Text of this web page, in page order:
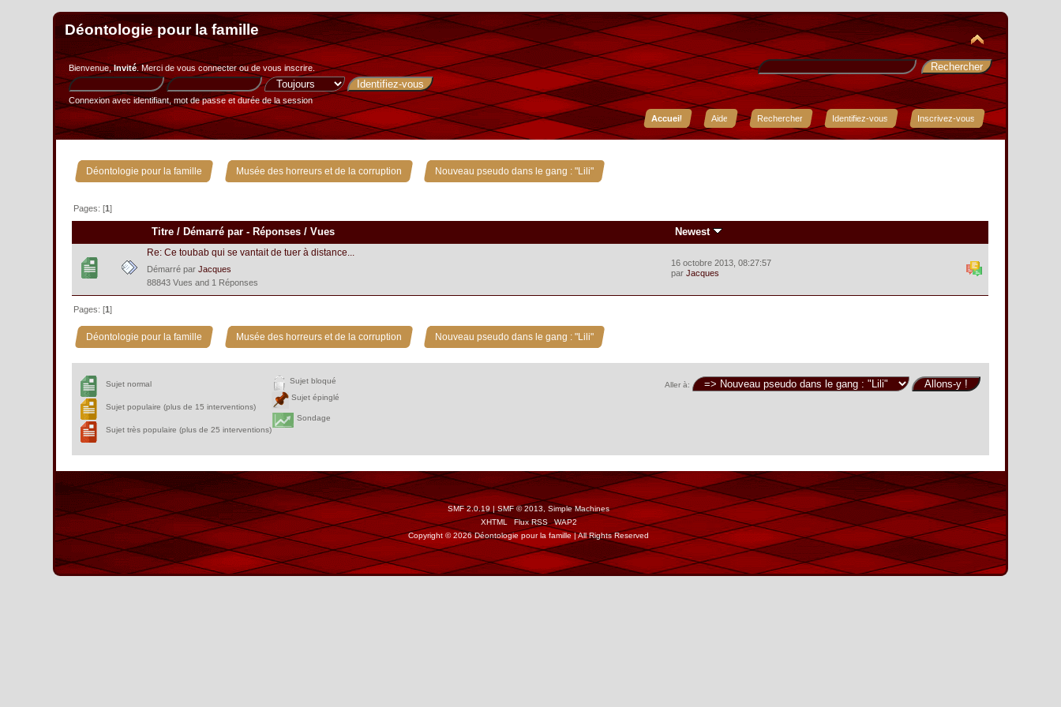
Déontologie pour la famille
Bienvenue,Invité. Merci devous connecterou devous inscrire.
Connexion avec identifiant, mot de passe et durée de la session
Accueil
Aide Rechercher Identifiez-vous Inscrivez-vous
Déontologie pour la famille » Musée des horreurs et de la corruption » Nouveau pseudo dans le gang : "Lili"
Pages: [1]
Titre / Démarré par - Réponses /Vues Newest
Re: Ce toubab qui se vantait de tuer à distance...
Démarré parJacques
88843 Vues and 1 Réponses
16 octobre 2013, 08:27:57
parJacques
Pages: [1]
Déontologie pour la famille » Musée des horreurs et de la corruption » Nouveau pseudo dans le gang : "Lili"
Aller à:
Sujet normal
Sujet populaire (plus de 15 interventions)
Sujet très populaire (plus de 25 interventions)
Sujet bloqué
Sujet épinglé
Sondage
SMF 2.0.19 | SMF © 2013
Simple Machines
XHTML
Flux RSS
WAP2
Copyright © 2026 Déontologie pour la famille | All Rights Reserved